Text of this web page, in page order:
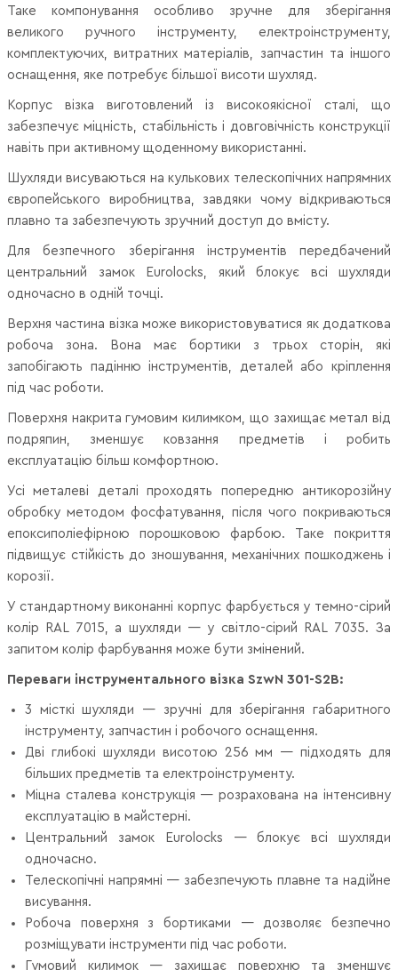
Таке компонування особливо зручне для зберігання
великого ручного інструменту, електроінструменту,
комплектуючих, витратних матеріалів, запчастин та іншого
оснащення, яке потребує більшої висоти шухляд.
Корпус візка виготовлений із високоякісної сталі, що
забезпечує міцність, стабільність і довговічність конструкції
навіть при активному щоденному використанні.
Шухляди висуваються на кулькових телескопічних напрямних
європейського виробництва, завдяки чому відкриваються
плавно та забезпечують зручний доступ до вмісту.
Для безпечного зберігання інструментів передбачений
центральний замок Eurolocks, який блокує всі шухляди
одночасно в одній точці.
Верхня частина візка може використовуватися як додаткова
робоча зона. Вона має бортики з трьох сторін, які
запобігають падінню інструментів, деталей або кріплення
під час роботи.
Поверхня накрита гумовим килимком, що захищає метал від
подряпин, зменшує ковзання предметів і робить
експлуатацію більш комфортною.
Усі металеві деталі проходять попередню антикорозійну
обробку методом фосфатування, після чого покриваються
епоксиполіефірною порошковою фарбою. Таке покриття
підвищує стійкість до зношування, механічних пошкоджень і
корозії.
У стандартному виконанні корпус фарбується у темно-сірий
колір RAL 7015, а шухляди — у світло-сірий RAL 7035. За
запитом колір фарбування може бути змінений.
Переваги інструментального візка SzwN 301-S2B:
3 місткі шухляди — зручні для зберігання габаритного
інструменту, запчастин і робочого оснащення.
Дві глибокі шухляди висотою 256 мм — підходять для
більших предметів та електроінструменту.
Міцна сталева конструкція — розрахована на інтенсивну
експлуатацію в майстерні.
Центральний замок Eurolocks — блокує всі шухляди
одночасно.
Телескопічні напрямні — забезпечують плавне та надійне
висування.
Робоча поверхня з бортиками — дозволяє безпечно
розміщувати інструменти під час роботи.
Гумовий килимок — захищає поверхню та зменшує